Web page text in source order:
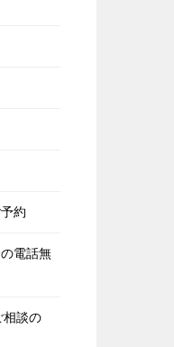
約
電話無
相談の